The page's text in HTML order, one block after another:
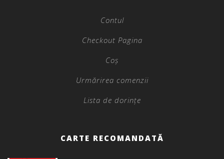
Contul
Checkout Pagina
Coș
Urmărirea comenzii
Lista de dorințe
CARTE RECOMANDATĂ